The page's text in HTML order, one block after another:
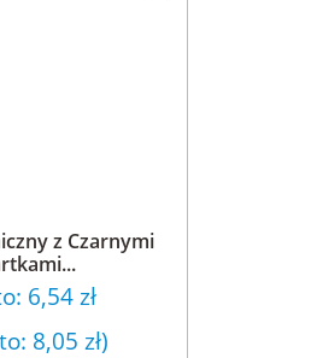
z Czarnymi
6,54 zł
8,05 zł)